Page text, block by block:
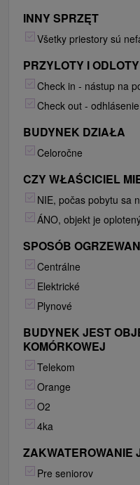
INNY SPRZĘT
Všetky priestory sú
PRZYLOTY I
Check in - nástup na
Check out -
BUDYNEK DZIAŁA
Celoročne
CZY WŁAŚCICIEL
NIE, počas pobytu sa
ÁNO, objekt je
SPOSÓB
Centrálne
Elektrické
Plynové
BUDYNEK JEST
KOMÓRKOWEJ
Telekom
Orange
O2
4ka
ZAKWATEROWANIE
Pre seniorov